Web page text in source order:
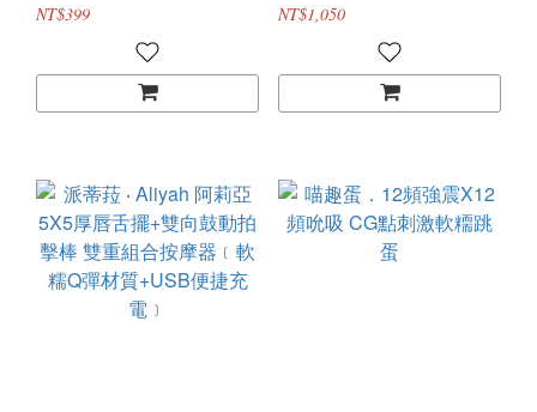
電﹞雙跳蛋A款
NT$399
彈材質+USB便捷充電﹞
NT$1,050